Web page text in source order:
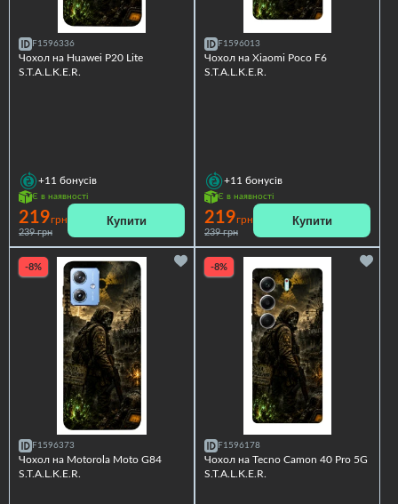
F1596336
Чохол на Huawei P20 Lite
S.T.A.L.K.E.R.
+11 бонусів
Є в наявності
219грн
239 грн
Купити
F1596013
Чохол на Xiaomi Poco F6
S.T.A.L.K.E.R.
+11 бонусів
Є в наявності
219грн
239 грн
Купити
-8%
F1596373
Чохол на Motorola Moto G84
S.T.A.L.K.E.R.
-8%
F1596178
Чохол на Tecno Camon 40 Pro 5G
S.T.A.L.K.E.R.